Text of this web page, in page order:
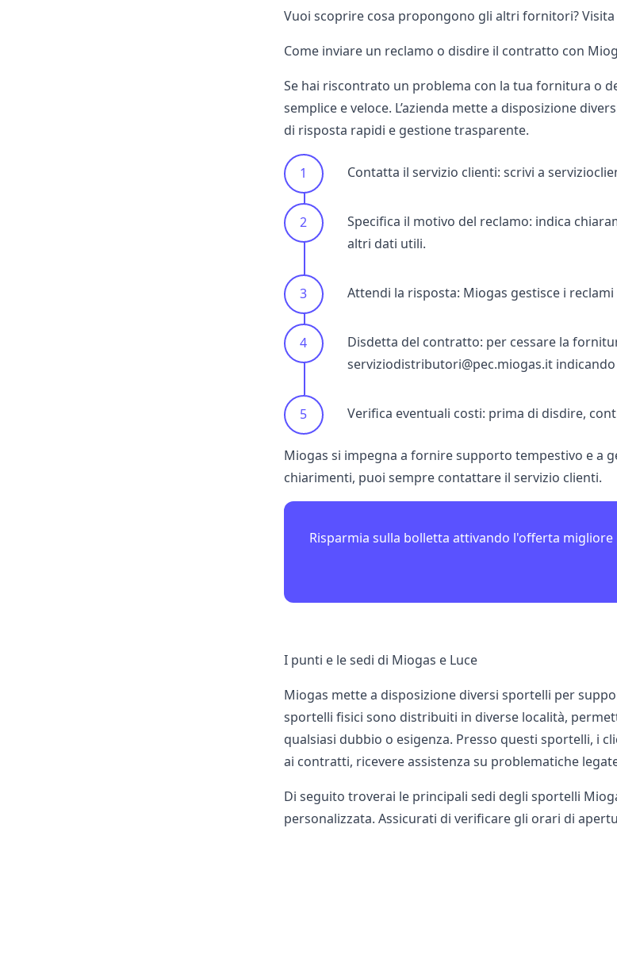
Vuoi scoprire cosa propongono gli altri fornitori?
Come inviare un reclamo o disdire il contratto con
Se hai riscontrato un problema con la tua fornitura o
semplice e veloce. L’azienda mette a disposizione
di risposta rapidi e gestione trasparente.
Contatta il servizio clienti: scrivi a
Specifica il motivo del reclamo: indica
altri dati utili.
Attendi la risposta: Miogas gestisce i
Disdetta del contratto: per cessare la
serviziodistributori@pec.miogas.itindicando
Verifica eventuali costi: prima di disdire,
Miogas si impegna a fornire supporto tempestivo e a
chiarimenti, puoi sempre contattare il servizio clienti.
Risparmia sulla bolletta attivando l'offerta migliore
I punti e le sedi di Miogas e Luce
Miogas mette a disposizione diversi sportelli per
sportelli fisici sono distribuiti in diverse località,
qualsiasi dubbio o esigenza. Presso questi sportelli, i
ai contratti, ricevere assistenza su problematiche
Di seguito troverai le principali sedi degli sportelli
personalizzata. Assicurati di verificare gli orari di